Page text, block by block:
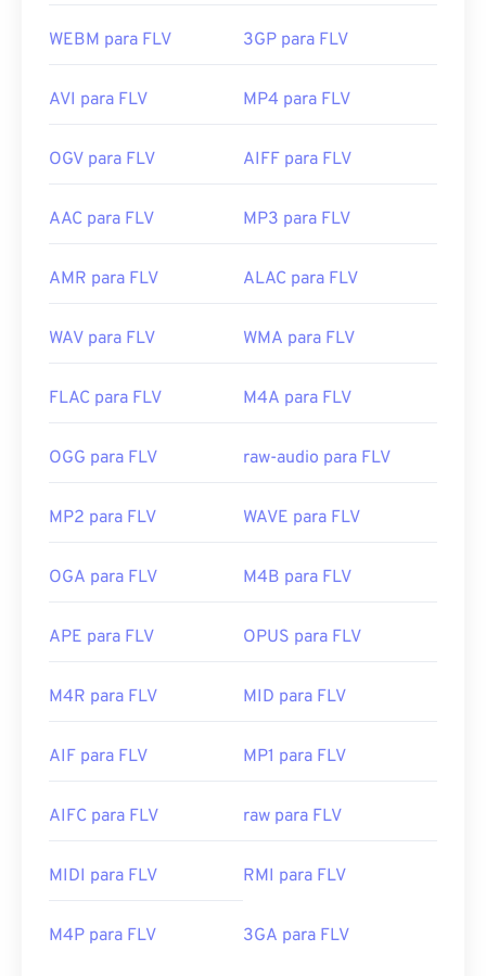
WEBM para FLV 3GP para FLV
AVI para FLV MP4 para FLV
OGV para FLV AIFF para FLV
AAC para FLV MP3 para FLV
AMR para FLV ALAC para FLV
WAV para FLV WMA para FLV
FLAC para FLV M4A para FLV
OGG para FLV raw-audio para FLV
MP2 para FLV WAVE para FLV
OGA para FLV M4B para FLV
APE para FLV OPUS para FLV
M4R para FLV MID para FLV
AIF para FLV MP1 para FLV
AIFC para FLV raw para FLV
MIDI para FLV RMI para FLV
M4P para FLV 3GA para FLV